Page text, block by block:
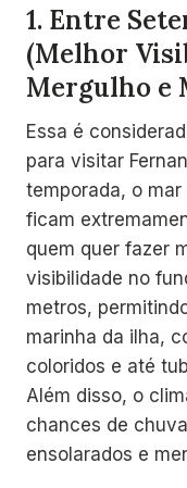
1. Entre
(Melhor
Mergulho e
Essa é
para visitar
temporada, o
ficam
quem quer fazer
visibilidade no
metros,
marinha da ilha,
coloridos e até
Além disso, o
chances de
ensolarados e